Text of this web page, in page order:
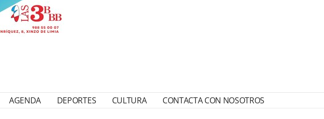
AGENDA DEPORTES CULTURA CONTACTA CON NOSOTROS